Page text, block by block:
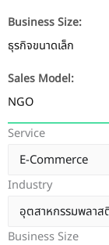
Business Size:
ธุรกิจขนาดเล็ก
Sales Model:
NGO
Service
Industry
Business Size